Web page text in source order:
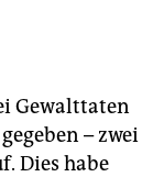
Gewalttaten
– zwei
Dies habe